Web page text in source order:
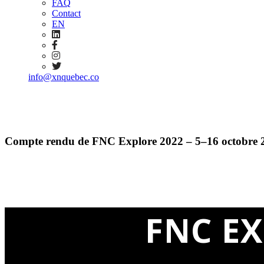
FAQ
Contact
EN
info@xnquebec.co
Compte rendu de FNC Explore 2022 – 5–16 octobre
FNC